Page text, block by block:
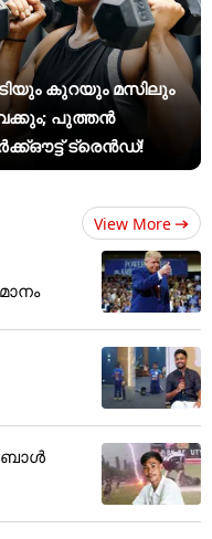
കുറയും മസിലും
പുത്തൻ
ട്രെൻഡ്!
View More